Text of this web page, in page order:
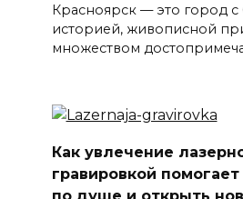
Красноярск — это город с
историей, живописной
множеством
Как увлечение
гравировкой
по душе и открыть